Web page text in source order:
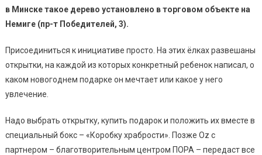
в Минске такое дерево установлено в торговом объекте на
Немиге (пр-т Победителей, 3).
Присоединиться к инициативе просто. На этих ёлках развешаны
открытки, на каждой из которых конкретный ребенок написал, о
каком новогоднем подарке он мечтает или какое у него
увлечение.
Надо выбрать открытку, купить подарок и положить их вместе в
специальный бокс – «Коробку храбрости». Позже Oz с
партнером – благотворительным центром ПОРА – передаст все